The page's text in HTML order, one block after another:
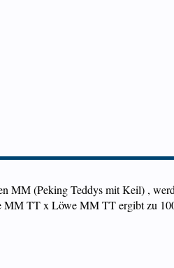
(Peking Teddys mit Keil) ,
MM TT x Löwe MM TT ergibt zu